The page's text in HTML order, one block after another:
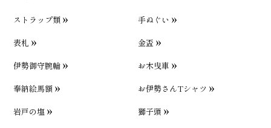
ストラップ類
手ぬぐい
表札
金盃
伊勢御守腕輪
お木曳車
奉納絵馬額
お伊勢さんTシャツ
岩戸の塩
獅子頭